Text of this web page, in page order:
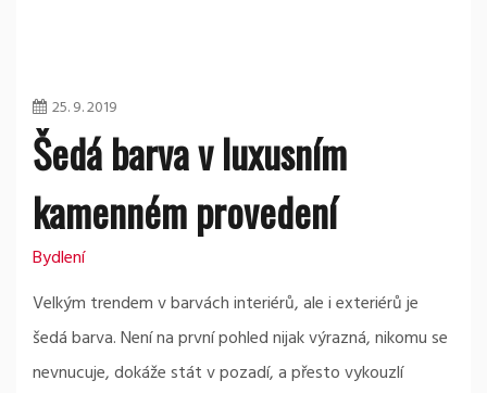
25. 9. 2019
Šedá barva v luxusním
kamenném provedení
Bydlení
Velkým trendem v barvách interiérů, ale i exteriérů je
šedá barva. Není na první pohled nijak výrazná, nikomu se
nevnucuje, dokáže stát v pozadí, a přesto vykouzlí